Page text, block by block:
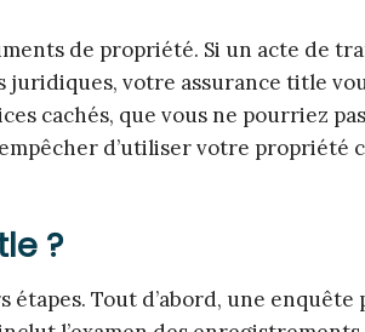
de propriété. Si un acte de
votre assurance title
cachés, que vous ne pourriez
d’utiliser votre propriété
?
Tout d’abord, une enquête